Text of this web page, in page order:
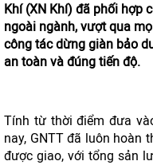
Khí (XN Khí) đã phối hợp
ngoài ngành, vượt qua
công tác dừng giàn bảo
an toàn và đúng tiến độ.
Tính từ thời điểm đưa
nay, GNTT đã luôn hoàn
được giao, với tổng sản